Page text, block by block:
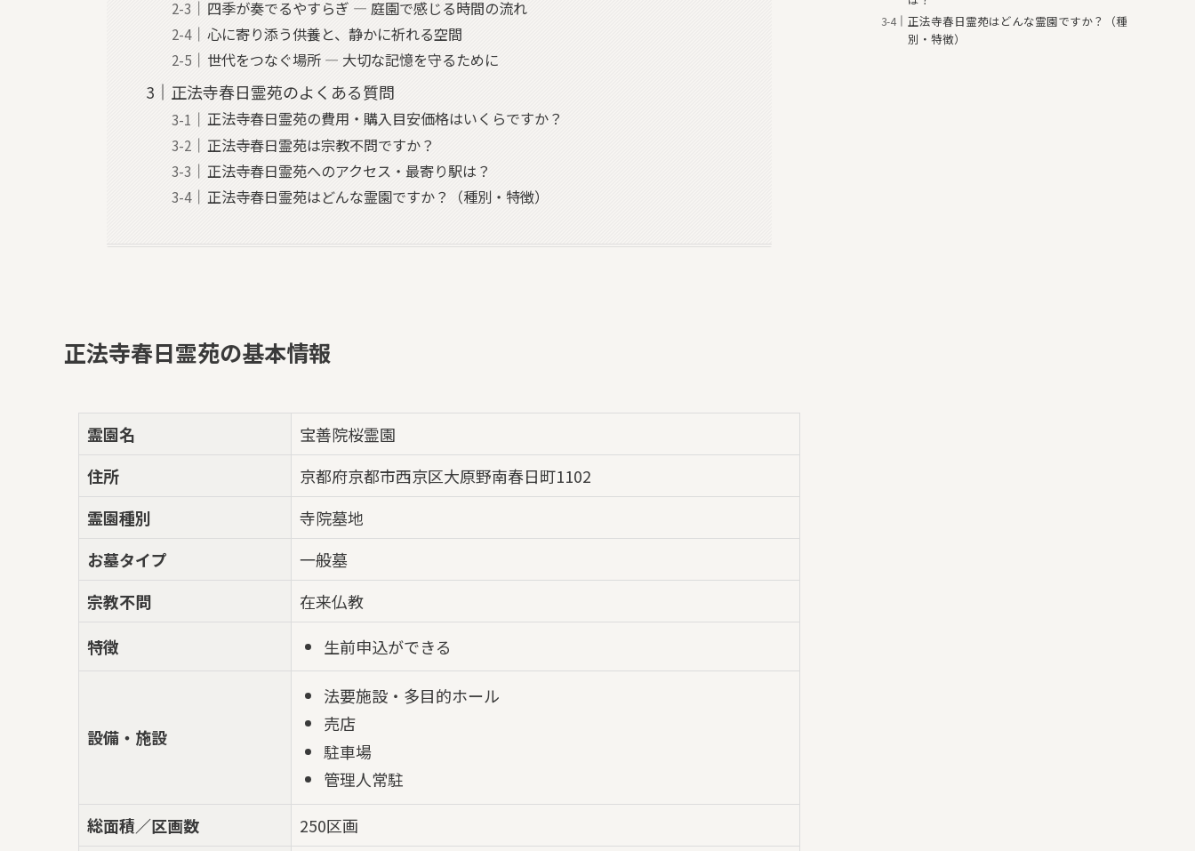
四季が奏でるやすらぎ — 庭園で感じる時間の流れ
心に寄り添う供養と、静かに祈れる空間
世代をつなぐ場所 — 大切な記憶を守るために
正法寺春日霊苑のよくある質問
正法寺春日霊苑の費用・購入目安価格はいくらですか？
正法寺春日霊苑は宗教不問ですか？
正法寺春日霊苑へのアクセス・最寄り駅は？
正法寺春日霊苑はどんな霊園ですか？（種別・特徴）
正法寺春日霊苑の基本情報
霊園名
宝善院桜霊園
住所
京都府京都市西京区大原野南春日町1102
霊園種別
寺院墓地
お墓タイプ
一般墓
宗教不問
在来仏教
特徴
生前申込ができる
設備・施設
法要施設・多目的ホール
売店
駐車場
管理人常駐
総面積／区画数
250区画
正法寺春日霊苑はどんな霊園ですか？（種
別・特徴）